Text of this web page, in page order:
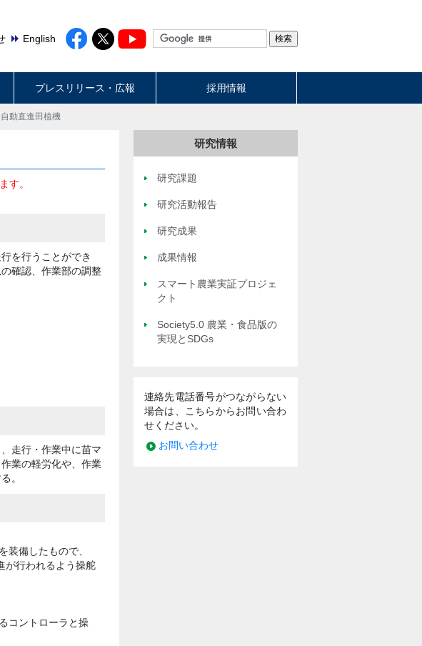
English
プレスリリース・広報 採用情報
自動直進田植機
す。
を行うことができ
確認、作業部の調整
走行・作業中に苗マ
業の軽労化や、作業
。
装備したもので、
が行われるよう操舵
コントローラと操
研究情報
研究課題
研究活動報告
研究成果
成果情報
スマート農業実証プロジェ
クト
Society5.0 農業・食品版の
実現とSDGs
連絡先電話番号がつながらない
場合は、こちらからお問い合わ
せください。
お問い合わせ